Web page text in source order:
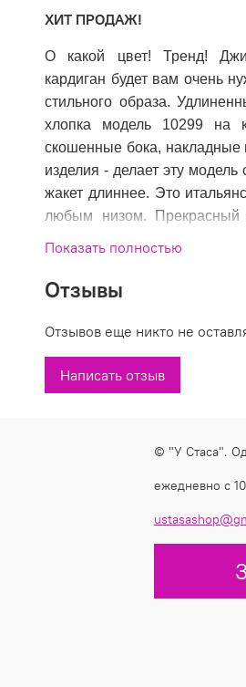
ХИТ ПРОДАЖ!
О какой цвет! Тренд!
кардиган будет вам очень
стильного образа.
хлопка модель 10299 на
скошенные бока,
изделия - делает эту
жакет длиннее. Это
любым низом. Прекрасный
Состав: 100% коттон
Вы можете купить классный
магазинах У Стасапо доступной
Показать полностью
Отзывы
Отзывов еще никто не
Написать отзыв
© "У Стаса".
ежедневно с